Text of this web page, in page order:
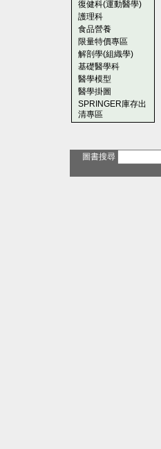
復健科(運動醫學)
護理科
食品營養
限量特價專區
解剖學(組織學)
基礎醫學科
醫學模型
醫學掛圖
SPRINGER庫存出
清專區
圖書搜尋